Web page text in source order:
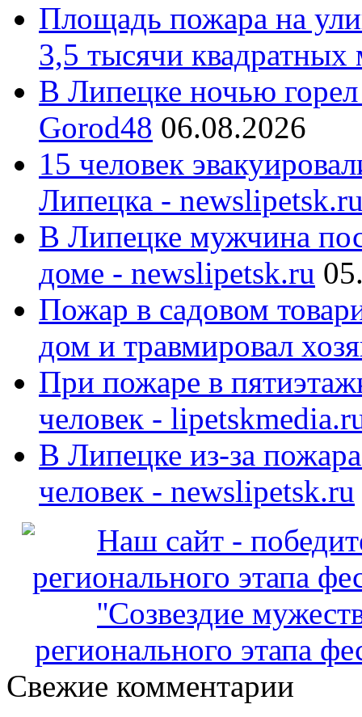
Площадь пожара на
3,5 тысячи
В Липецке ночью
Gorod48 06.08.2026
15 человек
Липецка -
В Липецке мужчина
доме - newslipetsk.ru
Пожар в садовом
дом и травмировал
При пожаре в
человек -
В Липецке из-за
человек - newslipetsk.ru
регионального этапа
Свежие комментарии